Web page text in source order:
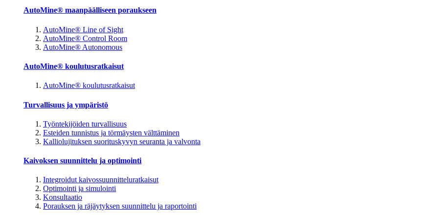
AutoMine® maanpäälliseen poraukseen
AutoMine® Line of Sight
AutoMine® Control Room
AutoMine® Autonomous
AutoMine® koulutusratkaisut
AutoMine® koulutusratkaisut
Turvallisuus ja ympäristö
Työntekijöiden turvallisuus
Esteiden tunnistus ja törmäysten välttäminen
Kalliolujituksen suorituskyvyn seuranta ja valvonta
Kaivoksen suunnittelu ja optimointi
Integroidut kaivossuunnitteluratkaisut
Optimointi ja simulointi
Konsultaatio
Porauksen ja räjäytyksen suunnittelu ja raportointi